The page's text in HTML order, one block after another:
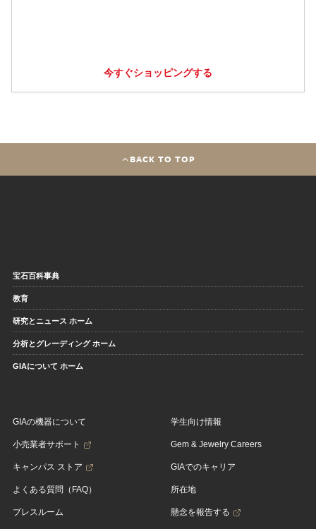
今すぐショッピングする
BACK TO TOP
宝石百科事典
教育
研究とニュース ホーム
分析とグレーディング ホーム
GIAについて ホーム
GIAの機器について
小売業者サポート
キャンパス ストア
よくある質問（FAQ）
プレスルーム
学生向け情報
Gem & Jewelry Careers
GIAでのキャリア
所在地
懸念を報告する